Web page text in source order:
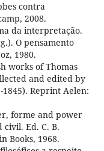
contra
2008.
da interpretação.
O pensamento
1980.
works of Thomas
and edited by
Reprint Aelen:
forme and power
civil. Ed. C. B.
Books, 1968.